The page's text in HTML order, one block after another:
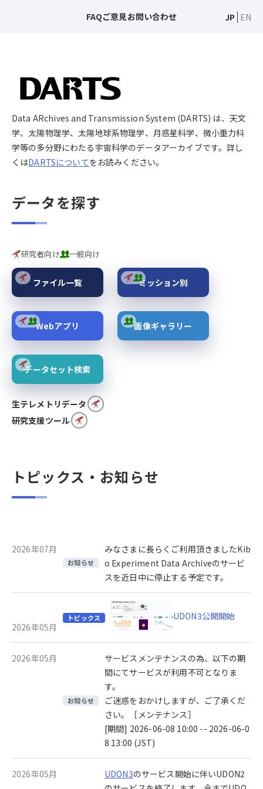
FAQご意見お問い合わせ JP EN
Data ARchives and Transmission System (DARTS) は、天文
学、太陽物理学、太陽地球系物理学、月惑星科学、微小重力科
学等の多分野にわたる宇宙科学のデータアーカイブです。詳し
くはDARTSについてをお読みください。
データを探す
研究者向け 一般向け
ファイル一覧 ミッション別
Webアプリ 画像ギャラリー
データセット検索
生テレメトリデータ
研究支援ツール
トピックス・お知らせ
2026年07月
お知らせ
みなさまに長らくご利用頂きましたKib
o Experiment Data Archiveのサービ
スを近日中に停止する予定です。
2026年05月
トピックス UDON3公開開始
2026年05月
お知らせ
サービスメンテナンスの為、以下の期
間にてサービスが利用不可となりま
す。
ご迷惑をおかけしますが、ご了承くだ
さい。［メンテナンス］
[期間] 2026-06-08 10:00 -- 2026-06-0
8 13:00 (JST)
2026年05月 UDON3のサービス開始に伴いUDON2